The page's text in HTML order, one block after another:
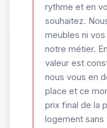
rythme et en
souhaitez.
meubles ni
notre métier.
valeur est
nous vous en
place et ce
prix final de la
logement sans